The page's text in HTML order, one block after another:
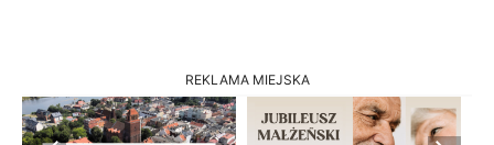
REKLAMA MIEJSKA